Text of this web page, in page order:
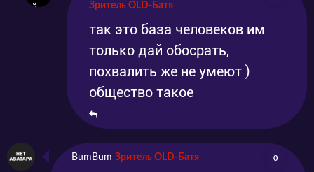
Зритель OLD-Батя
так это база человеков им
только дай обосрать,
похвалить же не умеют )
общество такое
BumBum Зритель OLD-Батя 0